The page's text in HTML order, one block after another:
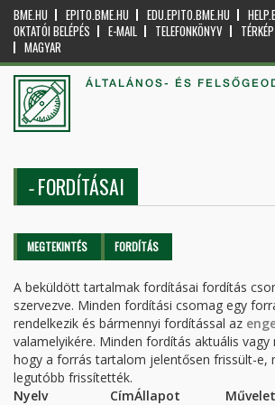
BME.HU EPITO.BME.HU EDU.EPITO.BME.HU
OKTATÓI BELÉPÉS
E-MAIL TELEFONKÖNYV TÉRKÉP
MAGYAR
ÁLTALÁNOS- ÉS
-FORDÍTÁSAI
Elsődleges fülek
MEGTEKINTÉS FORDÍTÁS
A beküldött tartalmak fordításai fordítás
szervezve. Minden fordítási csomag egy
rendelkezik és bármennyi fordítással az
valamelyikére. Minden fordítás aktuális
hogy a forrás tartalom jelentősen frissült-e,
legutóbb frissítették.
Nyelv
CímÁllapot